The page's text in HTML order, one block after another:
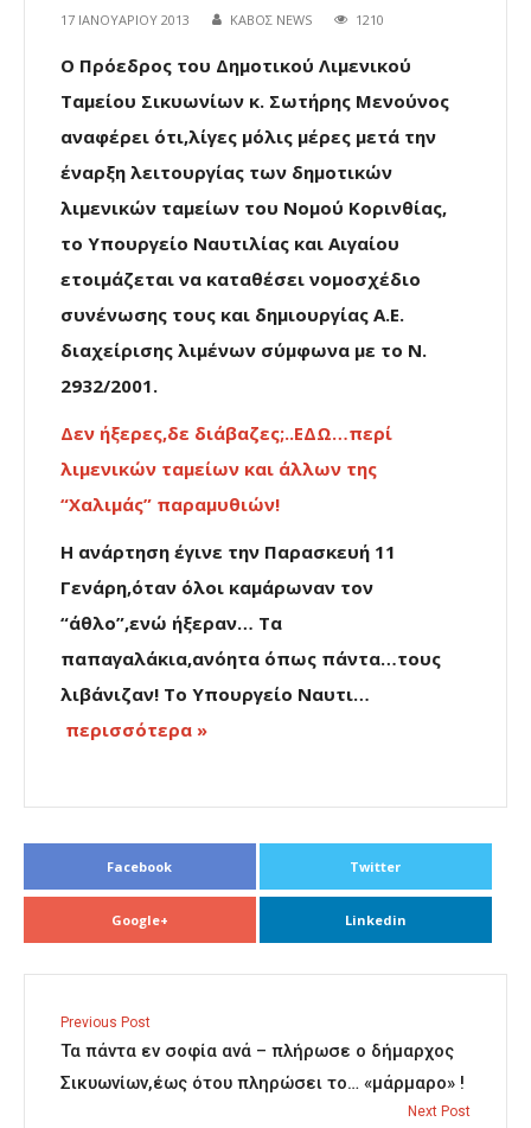
17 ΙΑΝΟΥΑΡΊΟΥ 2013 ΚΑΒΟΣ NEWS 1210
Ο Πρόεδρος του Δημοτικού Λιμενικού
Ταμείου Σικυωνίων κ. Σωτήρης Μενούνος
αναφέρει ότι,λίγες μόλις μέρες μετά την
έναρξη λειτουργίας των δημοτικών
λιμενικών ταμείων του Νομού Κορινθίας,
το Υπουργείο Ναυτιλίας και Αιγαίου
ετοιμάζεται να καταθέσει νομοσχέδιο
συνένωσης τους και δημιουργίας Α.Ε.
διαχείρισης λιμένων σύμφωνα με το Ν.
2932/2001.
Δεν ήξερες,δε διάβαζες;..ΕΔΩ…περί
λιμενικών ταμείων και άλλων της
“Χαλιμάς” παραμυθιών!
Η ανάρτηση έγινε την Παρασκευή 11
Γενάρη,όταν όλοι καμάρωναν τον
“άθλο”,ενώ ήξεραν… Τα
παπαγαλάκια,ανόητα όπως πάντα…τους
λιβάνιζαν! Το Υπουργείο Ναυτι…
περισσότερα »
Facebook Twitter
Google+ Linkedin
Previous Post
Τα πάντα εν σοφία ανά – πλήρωσε ο δήμαρχος
Σικυωνίων,έως ότου πληρώσει το… «μάρμαρο» !
Next Post